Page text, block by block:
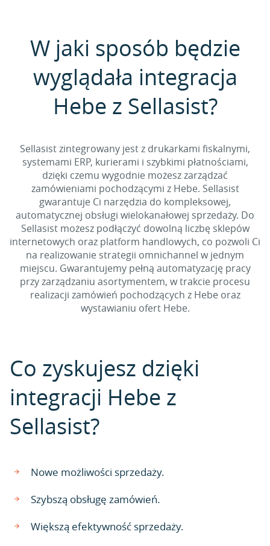
W jaki sposób będzie
wyglądała integracja
Hebe z Sellasist?
Sellasist zintegrowany jest z drukarkami fiskalnymi,
systemami ERP, kurierami i szybkimi płatnościami,
dzięki czemu wygodnie możesz zarządzać
zamówieniami pochodzącymi z Hebe. Sellasist
gwarantuje Ci narzędzia do kompleksowej,
automatycznej obsługi wielokanałowej sprzedaży. Do
Sellasist możesz podłączyć dowolną liczbę sklepów
internetowych oraz platform handlowych, co pozwoli Ci
na realizowanie strategii omnichannel w jednym
miejscu. Gwarantujemy pełną automatyzację pracy
przy zarządzaniu asortymentem, w trakcie procesu
realizacji zamówień pochodzących z Hebe oraz
wystawianiu ofert Hebe.
Co zyskujesz dzięki
integracji Hebe z
Sellasist?
Nowe możliwości sprzedaży.
Szybszą obsługę zamówień.
Większą efektywność sprzedaży.